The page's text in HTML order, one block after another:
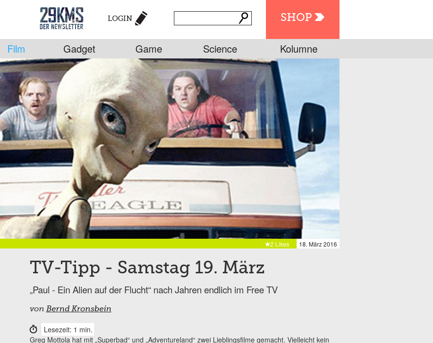
SHOP
LOGIN
Film Gadget Game Science Kolumne
18. März 2016
2 Likes
TV-Tipp - Samstag 19. März
„Paul - Ein Alien auf der Flucht“ nach Jahren endlich im Free TV
von Bernd Kronsbein
Lesezeit: 1 min.
Greg Mottola hat mit „Superbad“ und „Adventureland“ zwei Lieblingsfilme gemacht. Vielleicht kein